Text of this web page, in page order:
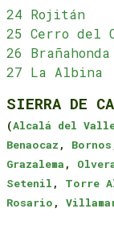
24 Rojitán
25 Cerro del
26 Brañahonda
27 La Albina
SIERRA DE
(Alcalá del
Benaocaz , Bornos
Grazalema ,
Setenil , Torre
Rosario ,